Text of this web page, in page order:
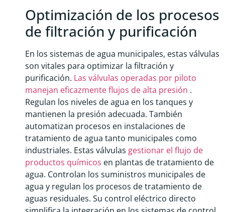
Optimización de los procesos
de filtración y purificación
En los sistemas de agua municipales, estas válvulas
son vitales para optimizar la filtración y
purificación. Las válvulas operadas por piloto
manejan eficazmente flujos de alta presión .
Regulan los niveles de agua en los tanques y
mantienen la presión adecuada. También
automatizan procesos en instalaciones de
tratamiento de agua tanto municipales como
industriales. Estas válvulas gestionar el flujo de
productos químicos en plantas de tratamiento de
agua. Controlan los suministros municipales de
agua y regulan los procesos de tratamiento de
aguas residuales. Su control eléctrico directo